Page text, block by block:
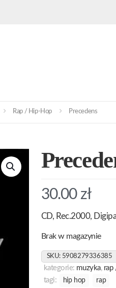
Rap / Hip-Hop Precedens
30.00 zł
CD, Rec.2000,
Brak w magazynie
SKU: 5908279336385
kategorie: muzyka, rap
tagi:
hip hop rap